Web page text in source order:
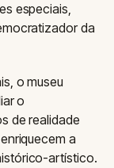
especiais,
da
o museu
o
de realidade
a
artístico.